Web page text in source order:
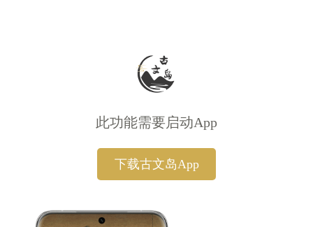
此功能需要启动App
下载古文岛App